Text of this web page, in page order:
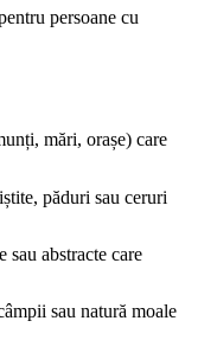
persoane cu
mări, orașe) care
păduri sau ceruri
abstracte care
sau natură moale